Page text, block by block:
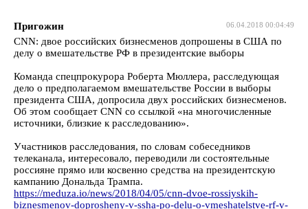
06.04.2018 00:04:49
Пригожин
CNN: двое российских бизнесменов допрошены в США по
делу о вмешательстве РФ в президентские выборы
Команда спецпрокурора Роберта Мюллера, расследующая
дело о предполагаемом вмешательстве России в выборы
президента США, допросила двух российских бизнесменов.
Об этом сообщает CNN со ссылкой «на многочисленные
источники, близкие к расследованию».
Участников расследования, по словам собеседников
телеканала, интересовало, переводили ли состоятельные
россияне прямо или косвенно средства на президентскую
кампанию Дональда Трампа.
https://meduza.io/news/2018/04/05/cnn-dvoe-rossiyskih-
biznesmenov-doprosheny-v-ssha-po-delu-o-vmeshatelstve-rf-v-